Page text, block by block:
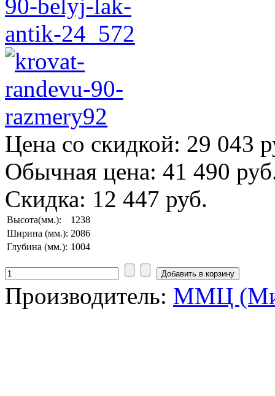
Цена со скидкой: 29 043
Обычная цена: 41 490
Скидка: 12 447 руб.
Высота(мм.):
1238
Ширина (мм.): 2086
Глубина (мм.): 1004
Производитель: ММЦ